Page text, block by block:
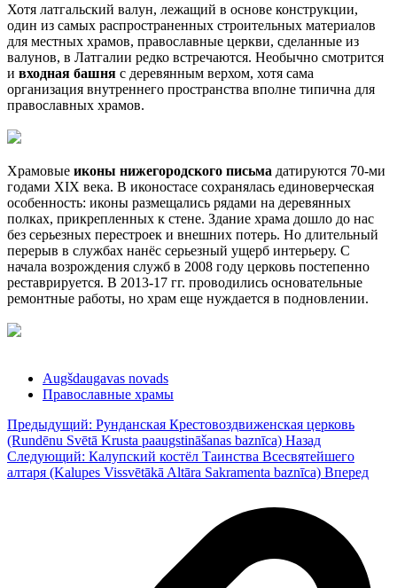
Хотя латгальский валун, лежащий в основе конструкции,
один из самых распространенных строительных материалов
для местных храмов, православные церкви, сделанные из
валунов, в Латгалии редко встречаются. Необычно смотрится
и входная башня с деревянным верхом, хотя сама
организация внутреннего пространства вполне типична для
православных храмов.
Храмовые иконы нижегородского письма датируются 70-ми
годами XIX века. В иконостасе сохранялась единоверческая
особенность: иконы размещались рядами на деревянных
полках, прикрепленных к стене. Здание храма дошло до нас
без серьезных перестроек и внешних потерь. Но длительный
перерыв в службах нанёс серьезный ущерб интерьеру. С
начала возрождения служб в 2008 году церковь постепенно
реставрируется. В 2013-17 гг. проводились основательные
ремонтные работы, но храм еще нуждается в подновлении.
Augšdaugavas novads
Православные храмы
Предыдущий: Рунданская Крестовоздвиженская церковь
(Rundēnu Svētā Krusta paaugstināšanas baznīca) Назад
Следующий: Калупский костёл Таинства Всесвятейшего
алтаря (Kalupes Vissvētākā Altāra Sakramenta baznīca) Вперед